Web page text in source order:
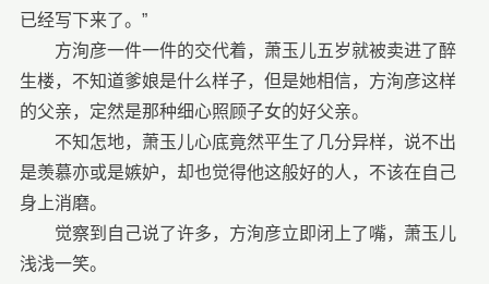
已经写下来了。”
方洵彦一件一件的交代着，萧玉儿五岁就被卖进了醉
生楼，不知道爹娘是什么样子，但是她相信，方洵彦这样
的父亲，定然是那种细心照顾子女的好父亲。
不知怎地，萧玉儿心底竟然平生了几分异样，说不出
是羡慕亦或是嫉妒，却也觉得他这般好的人，不该在自己
身上消磨。
觉察到自己说了许多，方洵彦立即闭上了嘴，萧玉儿
浅浅一笑。